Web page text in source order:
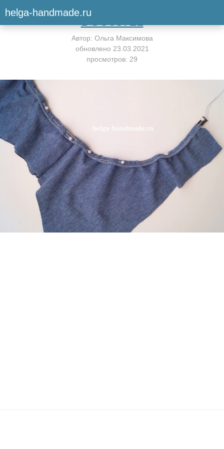
helga-handmade.ruВернуться к мастер-классу
DSC08721
Автор: Ольга Максимова
обновлено 23.03.2021
просмотров: 29